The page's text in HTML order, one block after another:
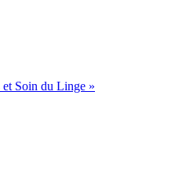
Soin du Linge »